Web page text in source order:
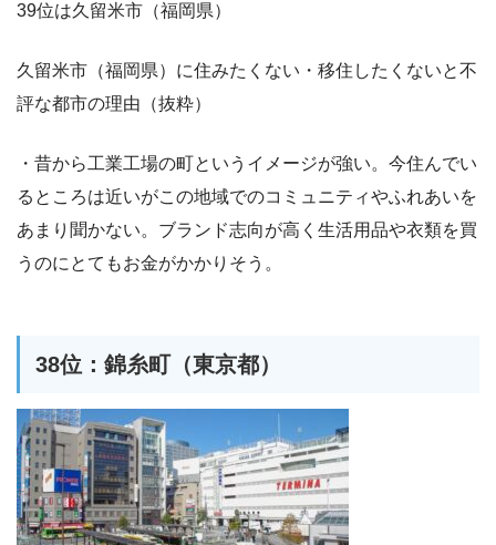
39位は久留米市（福岡県）
久留米市（福岡県）に住みたくない・移住したくないと不
評な都市の理由（抜粋）
・昔から工業工場の町というイメージが強い。今住んでい
るところは近いがこの地域でのコミュニティやふれあいを
あまり聞かない。ブランド志向が高く生活用品や衣類を買
うのにとてもお金がかかりそう。
38位：錦糸町（東京都）